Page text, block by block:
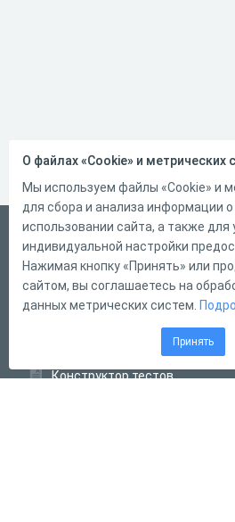
Русский
Справка
Форма обратной связи
Конструктор тестов
О файлах «Cookie» и метрических
Мы используем файлы «Cookie» и
для сбора и анализа информации
использовании сайта, а также для
индивидуальной настройки
Нажимая кнопку «Принять» или
сайтом, вы соглашаетесь на
данных метрических систем.
Принять